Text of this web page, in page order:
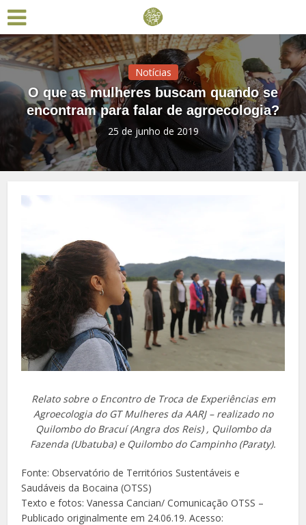
Notícias
O que as mulheres buscam quando se
encontram para falar de agroecologia?
25 de junho de 2019
Relato sobre o Encontro de Troca de Experiências em
Agroecologia do GT Mulheres da AARJ – realizado no
Quilombo do Bracuí (Angra dos Reis) , Quilombo da
Fazenda (Ubatuba) e Quilombo do Campinho (Paraty).
Fonte: Observatório de Territórios Sustentáveis e
Saudáveis da Bocaina (OTSS)
Texto e fotos: Vanessa Cancian/ Comunicação OTSS –
Publicado originalmente em 24.06.19. Acesso: